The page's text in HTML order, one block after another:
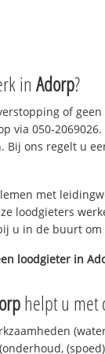
in Adorp?
of
via 050-
Bij ons regelt u
met
loodgieters
u in de buurt
loodgieter in
helpt u met